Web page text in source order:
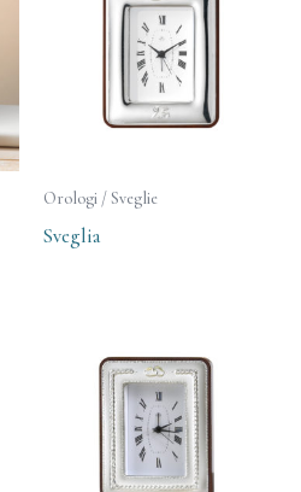
Orologi / Sveglie
Sveglia